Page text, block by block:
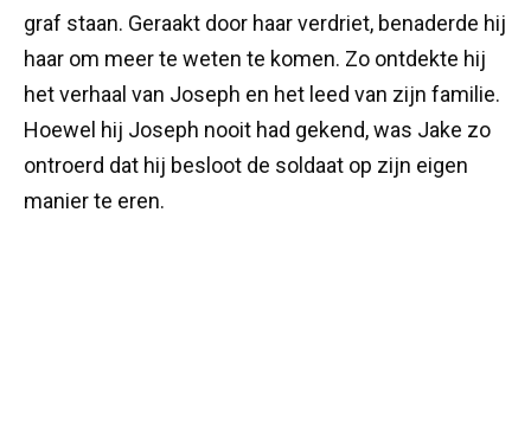
graf staan. Geraakt door haar verdriet, benaderde hij
haar om meer te weten te komen. Zo ontdekte hij
het verhaal van Joseph en het leed van zijn familie.
Hoewel hij Joseph nooit had gekend, was Jake zo
ontroerd dat hij besloot de soldaat op zijn eigen
manier te eren.